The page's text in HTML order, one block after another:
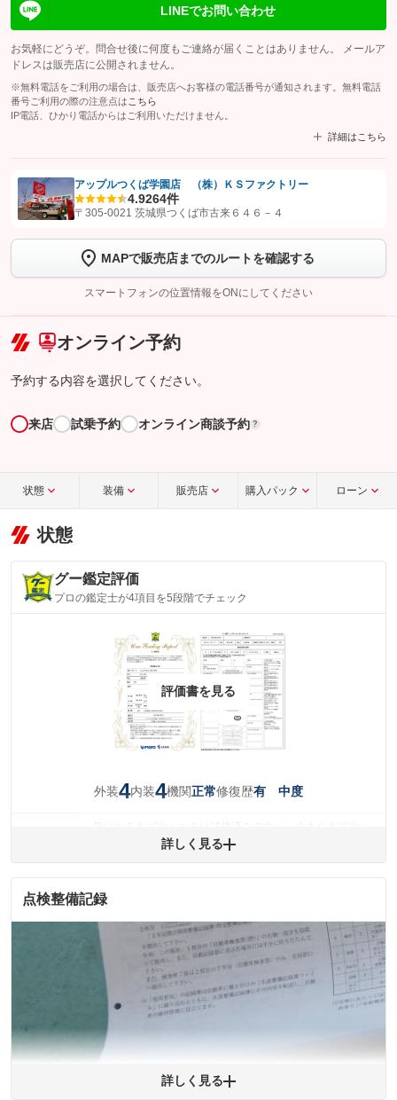
LINEでお問い合わせ
お気軽にどうぞ。問合せ後に何度もご連絡が届くことはありません。 メールア
ドレスは販売店に公開されません。
※無料電話をご利用の場合は、販売店へお客様の電話番号が通知されます。無料電話
番号ご利用の際の注意点は こちら
IP電話、ひかり電話からはご利用いただけません。
詳細はこちら
【STEP1】認証画面でグーネットを友だち追加してから「許可する」ボタンを押
トーク画面で
ボタンをタップして問い合わせを
完了してください。
こちら
アップルつくば学園店 （株）ＫＳファクトリー
4.9264件
〒305-0021 茨城県つくば市古来６４６－４
MAPで販売店までのルートを確認する
スマートフォンの位置情報をONにしてください
オンライン予約
予約する内容を選択してください。
来店 試乗予約 オンライン商談予約 ?
状態 装備 販売店 購入パック ローン
状態
グー鑑定評価
プロの鑑定士が4項目を5段階でチェック
評価書を見る
外装4内装4機関正常修復歴有 中度
コミが残っています。
内装
(内装状態)
気になる汚れ等が、部分的にあります。
主要機関に不具合はありません。
骨格部位に衝撃を受けた形跡があります。
※グー鑑定は保証サービスではございません。購入時は必ず現車をご確認
※実際にお渡しするコンディションチェックシートにつきましては、形式
および表示項目が異なる場合がございます。
す。車両情報等の詳細は各販売店へお問い合わせ下さい。
詳しく見る
点検整備記録
詳しく見る